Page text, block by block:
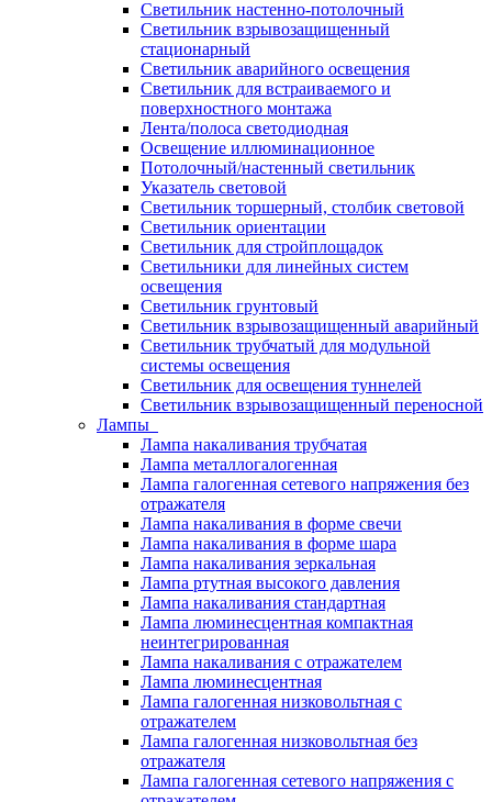
Светильник настенно-потолочный
Светильник взрывозащищенный
стационарный
Светильник аварийного освещения
Светильник для встраиваемого и
поверхностного монтажа
Лента/полоса светодиодная
Освещение иллюминационное
Потолочный/настенный светильник
Указатель световой
Светильник торшерный, столбик световой
Светильник ориентации
Светильник для стройплощадок
Светильники для линейных систем
освещения
Светильник грунтовый
Светильник взрывозащищенный аварийный
Светильник трубчатый для модульной
системы освещения
Светильник для освещения туннелей
Светильник взрывозащищенный переносной
Лампы
Лампа накаливания трубчатая
Лампа металлогалогенная
Лампа галогенная сетевого напряжения без
отражателя
Лампа накаливания в форме свечи
Лампа накаливания в форме шара
Лампа накаливания зеркальная
Лампа ртутная высокого давления
Лампа накаливания стандартная
Лампа люминесцентная компактная
неинтегрированная
Лампа накаливания с отражателем
Лампа люминесцентная
Лампа галогенная низковольтная с
отражателем
Лампа галогенная низковольтная без
отражателя
Лампа галогенная сетевого напряжения с